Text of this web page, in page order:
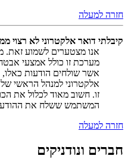
חזרה למעלה
קיבלתי דואר אלקטרוני לא רצוי
אנו מצטערים לשמוע זאת.
מערכת זו כולל אמצעי
אשר שולחים הודעות
אלקטרוני למנהל הראשי
זו. חשוב מאוד לכלול את
המשתמש ששלח את
חזרה למעלה
חברים ונודניקים